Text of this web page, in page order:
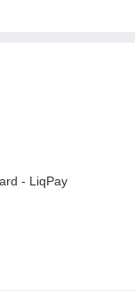
- LiqPay